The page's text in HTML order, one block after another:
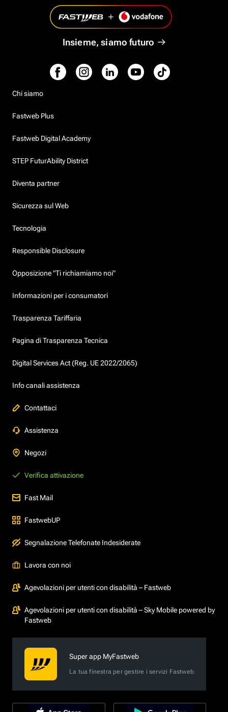
Insieme, siamo futuro
Chi siamo
Fastweb Plus
Fastweb Digital Academy
STEP FuturAbility District
Diventa partner
Sicurezza sul Web
Tecnologia
Responsible Disclosure
Opposizione "Ti richiamiamo noi"
Informazioni per i consumatori
Trasparenza Tariffaria
Pagina di Trasparenza Tecnica
Digital Services Act (Reg. UE 2022/2065)
Info canali assistenza
Contattaci
Assistenza
Negozi
Verifica attivazione
Fast Mail
FastwebUP
Segnalazione Telefonate Indesiderate
Lavora con noi
Agevolazioni per utenti con disabilità – Fastweb
Agevolazioni per utenti con disabilità – Sky Mobile powered by
Fastweb
Super app MyFastweb
La tua finestra per gestire i servizi Fastweb